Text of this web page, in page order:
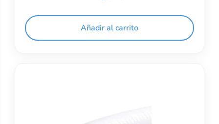
Añadir al carrito